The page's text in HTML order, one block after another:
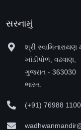
સરનામું
શ્રી સ્વામિનારાયણ
ખાંડીપોળ, વઢવાણ,
ગુજરાત - 363030
ભારત.
(+91) 76988